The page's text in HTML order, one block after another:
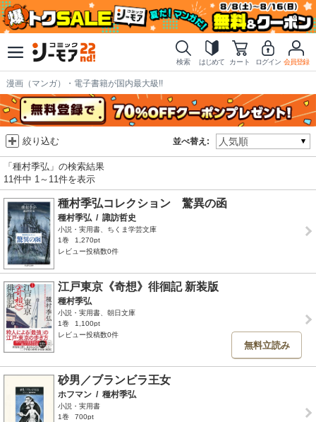
検索 はじめて カート ログイン 会員登録
漫画（マンガ）・電子書籍が国内最大級!!
並べ替え:
絞り込む
「種村季弘」の検索結果
11件中 1～11件を表示
種村季弘コレクション 驚異の函
種村季弘 / 諏訪哲史
小説・実用書、ちくま学芸文庫
1巻
1,270pt
レビュー投稿数0件
江戸東京《奇想》徘徊記 新装版
種村季弘
小説・実用書、朝日文庫
1巻
1,100pt
レビュー投稿数0件
無料立読み
砂男／ブランビラ王女
ホフマン / 種村季弘
小説・実用書
1巻
700pt